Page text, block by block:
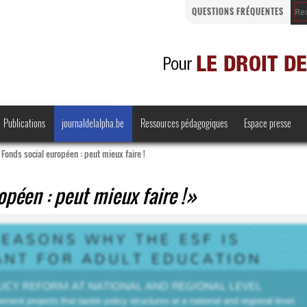
QUESTIONS FRÉQUENTES
Regards croisés
Publications
·
journaldelalpha.be Ressources pédagogiques
Comprendre et parler
Bienvenue en Belgique
Espace presse
Fonds social européen : peut mieux faire !
: peut mieux faire !